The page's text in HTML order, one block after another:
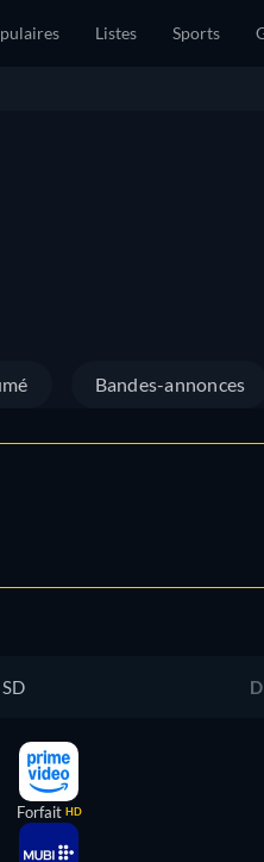
Listes Sports
Bandes-annonces
SD
Forfait HD